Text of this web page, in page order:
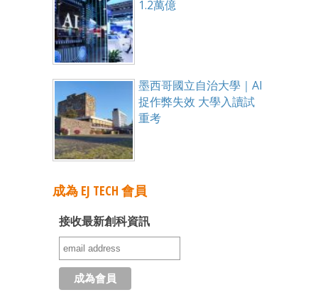
1.2萬億
墨西哥國立自治大學｜AI
捉作弊失效 大學入讀試
重考
成為 EJ TECH 會員
接收最新創科資訊